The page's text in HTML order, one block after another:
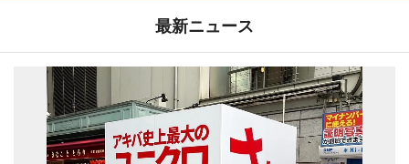
最新ニュース